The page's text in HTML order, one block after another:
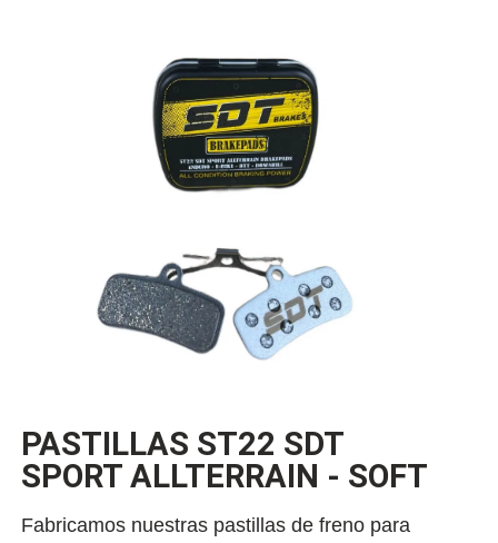
PASTILLAS ST22 SDT
SPORT ALLTERRAIN - SOFT
Fabricamos nuestras pastillas de freno para